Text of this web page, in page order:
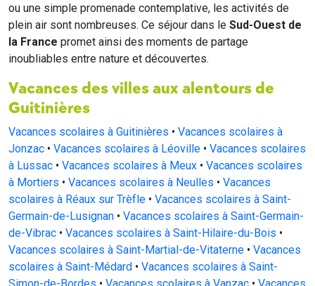
ou une simple promenade contemplative, les activités de
plein air sont nombreuses. Ce séjour dans le Sud-Ouest de
la France promet ainsi des moments de partage
inoubliables entre nature et découvertes.
Vacances des villes aux alentours de
Guitinières
Vacances scolaires à Guitinières • Vacances scolaires à
Jonzac • Vacances scolaires à Léoville • Vacances scolaires
à Lussac • Vacances scolaires à Meux • Vacances scolaires
à Mortiers • Vacances scolaires à Neulles • Vacances
scolaires à Réaux sur Trèfle • Vacances scolaires à Saint-
Germain-de-Lusignan • Vacances scolaires à Saint-Germain-
de-Vibrac • Vacances scolaires à Saint-Hilaire-du-Bois •
Vacances scolaires à Saint-Martial-de-Vitaterne • Vacances
scolaires à Saint-Médard • Vacances scolaires à Saint-